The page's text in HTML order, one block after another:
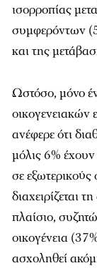
ισορροπίας
συμφερόντων
και της
Ωστόσο, μόνο
ανέφερε ότι
μόλις 6%
σε
διαχειρίζεται
πλαίσιο,
οικογένεια
ασχοληθεί